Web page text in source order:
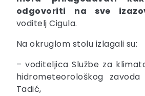
odgovoriti na sve
voditelj Cigula.
Na okruglom stolu izlagali su:
– voditeljica Službe za
hidrometeorološkog zavoda
Tadić,